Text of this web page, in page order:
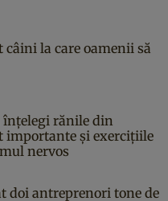
câini la care oamenii să
înțelegi rănile din
importante și exercițiile
nervos
doi antreprenori tone de